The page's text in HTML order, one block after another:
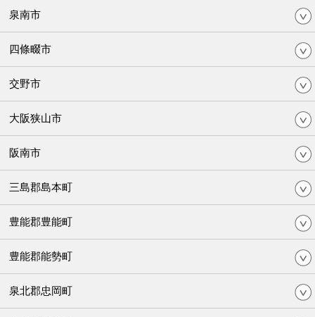
泉南市
四條畷市
交野市
大阪狭山市
阪南市
三島郡島本町
豊能郡豊能町
豊能郡能勢町
泉北郡忠岡町